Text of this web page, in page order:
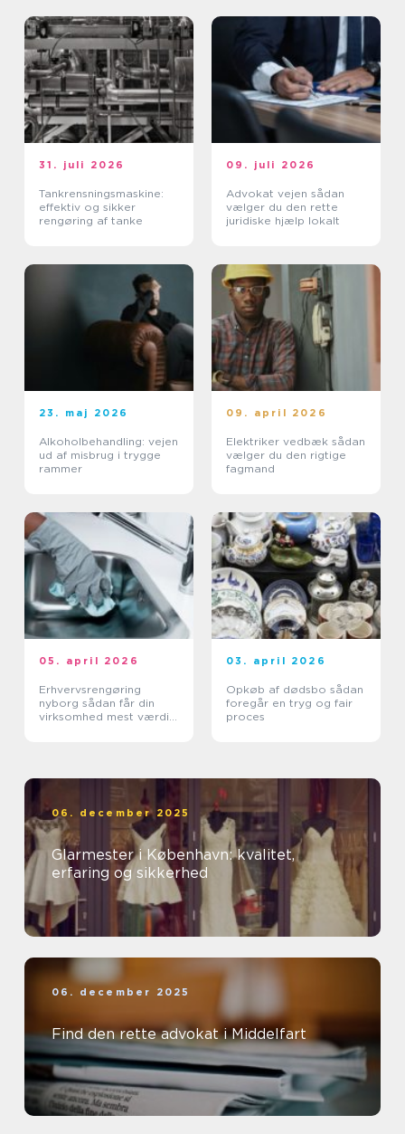
31. juli 2026
Tankrensningsmaskine:
effektiv og sikker
rengøring af tanke
09. juli 2026
Advokat vejen sådan
vælger du den rette
juridiske hjælp lokalt
23. maj 2026
Alkoholbehandling: vejen
ud af misbrug i trygge
rammer
09. april 2026
Elektriker vedbæk sådan
vælger du den rigtige
fagmand
05. april 2026
Erhvervsrengøring
nyborg sådan får din
virksomhed mest værdi
03. april 2026
Opkøb af dødsbo sådan
foregår en tryg og fair
proces
06. december 2025
Glarmester i København: kvalitet,
erfaring og sikkerhed
06. december 2025
Find den rette advokat i Middelfart